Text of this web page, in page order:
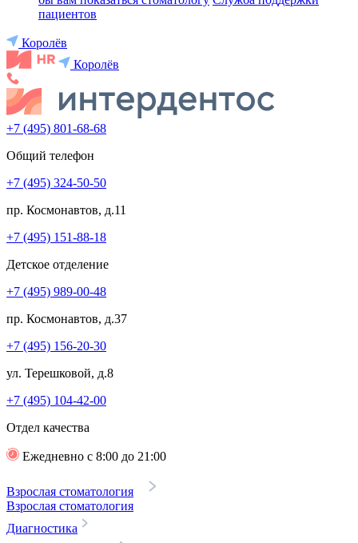
пациентов
Королёв
Королёв
+7 (495) 801-68-68
Общий телефон
+7 (495) 324-50-50
пр. Космонавтов, д.11
+7 (495) 151-88-18
Детское отделение
+7 (495) 989-00-48
пр. Космонавтов, д.37
+7 (495) 156-20-30
ул. Терешковой, д.8
+7 (495) 104-42-00
Отдел качества
Ежедневно с 8:00 до 21:00
Взрослая стоматология
Взрослая стоматология
Диагностика